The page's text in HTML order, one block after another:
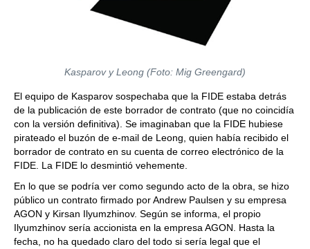
Kasparov y Leong (Foto: Mig Greengard)
El equipo de Kasparov sospechaba que la FIDE estaba detrás
de la publicación de este borrador de contrato (que no coincidía
con la versión definitiva). Se imaginaban que la FIDE hubiese
pirateado el buzón de e-mail de Leong, quien había recibido el
borrador de contrato en su cuenta de correo electrónico de la
FIDE. La FIDE lo desmintió vehemente.
En lo que se podría ver como segundo acto de la obra, se hizo
público un contrato firmado por Andrew Paulsen y su empresa
AGON y Kirsan Ilyumzhinov. Según se informa, el propio
Ilyumzhinov sería accionista en la empresa AGON. Hasta la
fecha, no ha quedado claro del todo si sería legal que el